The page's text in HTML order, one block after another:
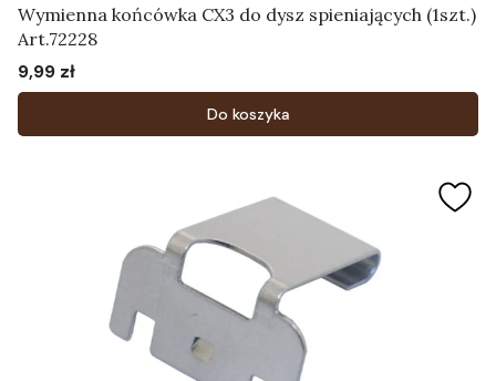
Wymienna końcówka CX3 do dysz spieniających (1szt.)
Art.72228
Cena
9,99 zł
Do koszyka